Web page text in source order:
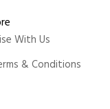
With Us
& Conditions